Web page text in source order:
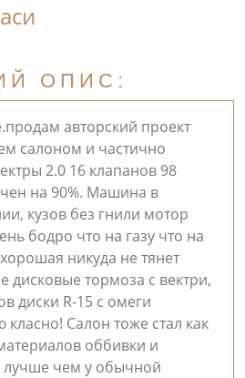
ОПИС:
авторский проект
салоном и частично
2.0 16 клапанов 98
на 90%. Машина в
кузов без гнили мотор
бодро что на газу что на
никуда не тянет
дисковые тормоза c вектри,
диски R-15 с омеги
класно! Салон тоже стал как
оббивки и
лучше чем у обычной